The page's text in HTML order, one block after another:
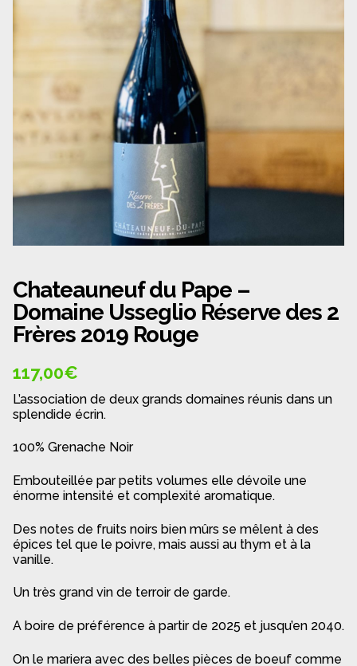
Politique de confidentialité
Politique de cookies (UE)
Qui sommes nous ?
Validation de la commande
Wishlist
Chateauneuf du Pape –
Domaine Usseglio Réserve des 2
Frères 2019 Rouge
117,00€
L’association de deux grands domaines réunis dans un
splendide écrin.
100% Grenache Noir
Embouteillée par petits volumes elle dévoile une
énorme intensité et complexité aromatique.
Des notes de fruits noirs bien mûrs se mêlent à des
épices tel que le poivre, mais aussi au thym et à la
vanille.
Un très grand vin de terroir de garde.
A boire de préférence à partir de 2025 et jusqu’en 2040.
On le mariera avec des belles pièces de boeuf comme